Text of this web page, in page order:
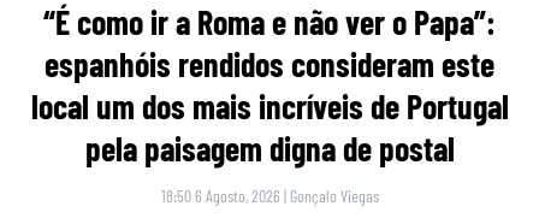
“É como ir a Roma e não ver o Papa”:
espanhóis rendidos consideram este
local um dos mais incríveis de Portugal
pela paisagem digna de postal
18:50 6 Agosto, 2026 | Gonçalo Viegas